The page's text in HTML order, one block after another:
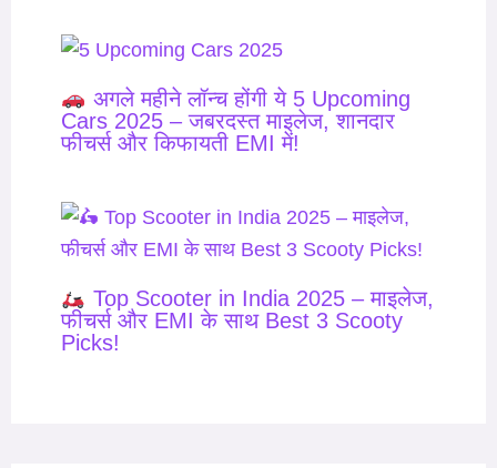
अगले महीने लॉन्च होंगी ये 5 Upcoming
Cars 2025 – जबरदस्त माइलेज, शानदार
फीचर्स और किफायती EMI में!
Top Scooter in India 2025 – माइलेज,
फीचर्स और EMI के साथ Best 3 Scooty
Picks!